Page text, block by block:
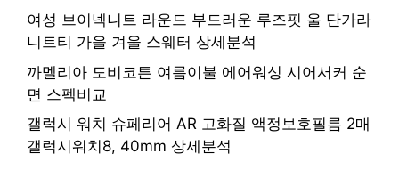
여성 브이넥니트 라운드 부드러운 루즈핏 울 단가라
니트티 가을 겨울 스웨터 상세분석
까멜리아 도비코튼 여름이불 에어워싱 시어서커 순
면 스펙비교
갤럭시 워치 슈페리어 AR 고화질 액정보호필름 2매
갤럭시워치8, 40mm 상세분석